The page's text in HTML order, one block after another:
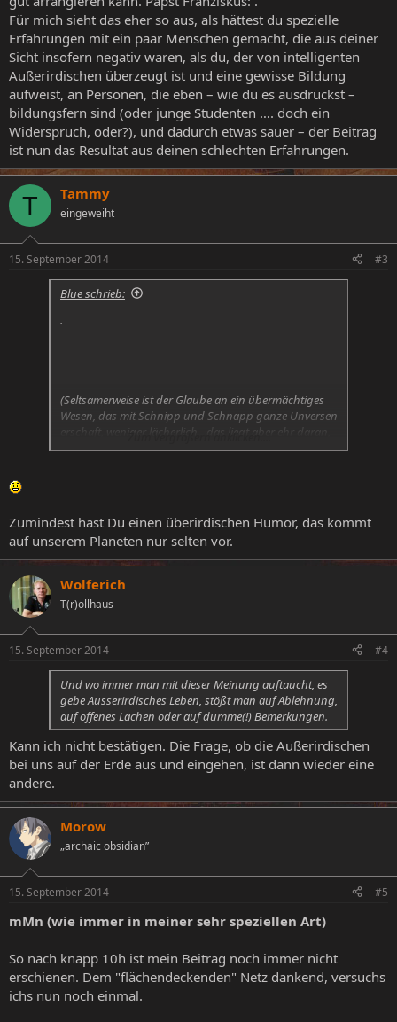
Für mich sieht das eher so aus, als hättest du spezielle
Erfahrungen mit ein paar Menschen gemacht, die aus deiner
Sicht insofern negativ waren, als du, der von intelligenten
Außerirdischen überzeugt ist und eine gewisse Bildung
aufweist, an Personen, die eben – wie du es ausdrückst –
bildungsfern sind (oder junge Studenten …. doch ein
Widerspruch, oder?), und dadurch etwas sauer – der Beitrag
ist nun das Resultat aus deinen schlechten Erfahrungen.
T Tammy
eingeweiht
15. September 2014 #3
Blue schrieb:
.
(Seltsamerweise ist der Glaube an ein übermächtiges
Wesen, das mit Schnipp und Schnapp ganze Unversen
erschaft, weniger lächerlich - das liegt aber ehr daran,
dass man dann keine Fragen mehr stellen muss, denn
Zumindest hast Du einen überirdischen Humor, das kommt
auf unserem Planeten nur selten vor.
Wolferich
T(r)ollhaus
15. September 2014 #4
Und wo immer man mit dieser Meinung auftaucht, es
gebe Ausserirdisches Leben, stößt man auf Ablehnung,
auf offenes Lachen oder auf dumme(!) Bemerkungen.
Kann ich nicht bestätigen. Die Frage, ob die Außerirdischen
bei uns auf der Erde aus und eingehen, ist dann wieder eine
andere.
Morow
„archaic obsidian”
15. September 2014 #5
mMn (wie immer in meiner sehr speziellen Art)
So nach knapp 10h ist mein Beitrag noch immer nicht
erschienen. Dem "flächendeckenden" Netz dankend, versuchs
ichs nun noch einmal.